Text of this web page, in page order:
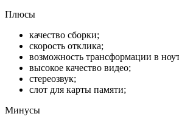
Плюсы
качество сборки;
скорость отклика;
возможность трансформации в
высокое качество видео;
стереозвук;
слот для карты памяти;
Минусы